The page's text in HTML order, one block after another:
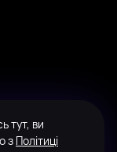
тут, ви
з Політиці